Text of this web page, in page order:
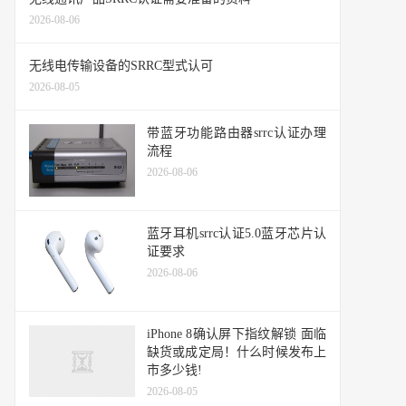
2026-08-06
无线电传输设备的SRRC型式认可
2026-08-05
带蓝牙功能路由器srrc认证办理
流程
2026-08-06
蓝牙耳机srrc认证5.0蓝牙芯片认
证要求
2026-08-06
iPhone 8确认屏下指纹解锁 面临
缺货或成定局！什么时候发布上
市多少钱!
2026-08-05